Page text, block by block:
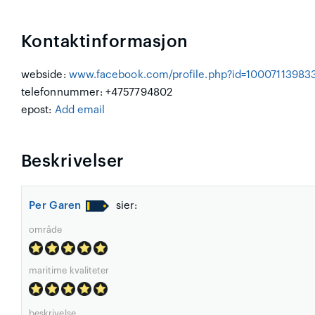
Kontaktinformasjon
webside: www.facebook.com/
telefonnummer: +4757794802
epost: Add email
Beskrivelser
Per Garen sier:
område
maritime kvaliteter